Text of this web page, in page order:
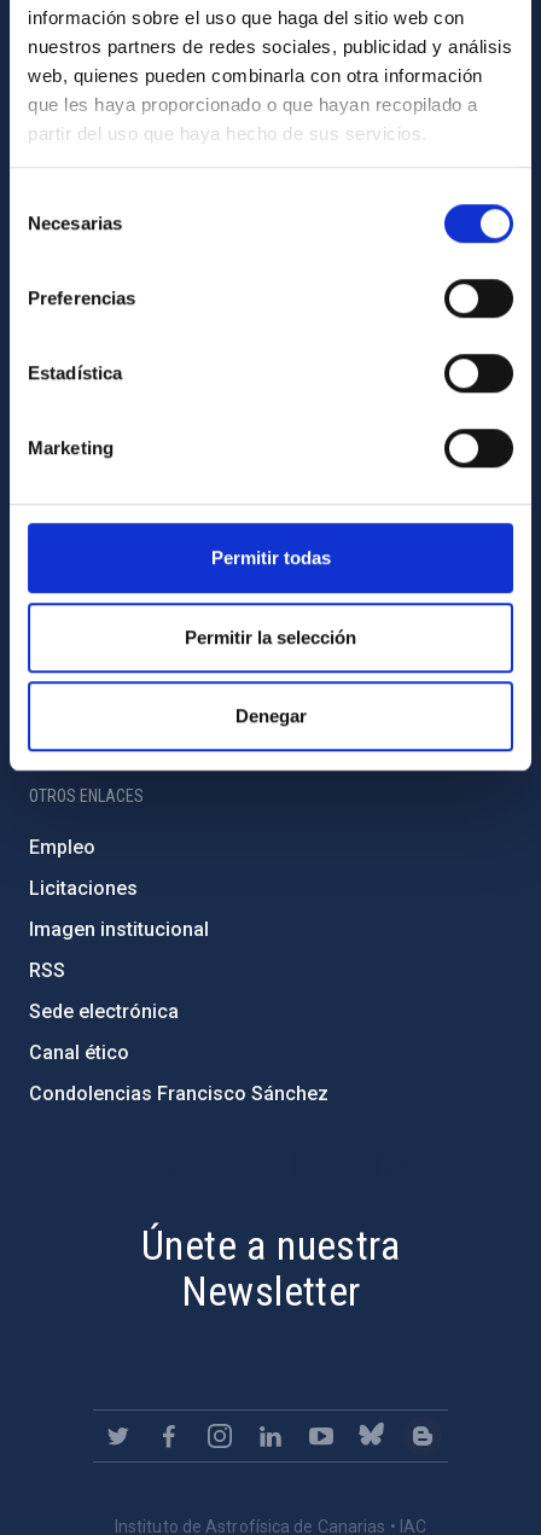
información sobre el uso que haga del sitio web con
nuestros partners de redes sociales, publicidad y análisis
web, quienes pueden combinarla con otra información
que les haya proporcionado o que hayan recopilado a
partir del uso que haya hecho de sus servicios.
Necesarias
Preferencias
Estadística
Marketing
Permitir todas
Permitir la selección
Denegar
INFORMACIÓN INSTITUCIONAL
Legislación
Transparencia
Código ético y política antifraude
Igualdad y diversidad de género
Medio Ambiente y Sostenibilidad
Financiación externa
Amigos del IAC
PORTAL DEL IAC
Políticas de privacidad
Política de cookies
OTROS ENLACES
Empleo
Licitaciones
Imagen institucional
RSS
Sede electrónica
Canal ético
Condolencias Francisco Sánchez
Únete a nuestra
Newsletter
Instituto de Astrofísica de Canarias • IAC